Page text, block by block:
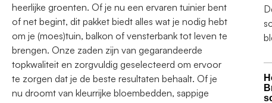
heerlijke groenten. Of je nu een ervaren tuinier bent
of net begint, dit pakket biedt alles wat je nodig hebt
om je (moes)tuin, balkon of vensterbank tot leven te
brengen. Onze zaden zijn van gegarandeerde
topkwaliteit en zorgvuldig geselecteerd om ervoor
te zorgen dat je de beste resultaten behaalt. Of je
nu droomt van kleurrijke bloembedden, sappige